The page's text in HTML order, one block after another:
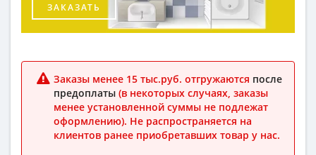
ЗАКАЗАТЬ
Заказы менее 15 тыс.руб. отгружаются после
предоплаты (в некоторых случаях, заказы
менее установленной суммы не подлежат
оформлению). Не распространяется на
клиентов ранее приобретавших товар у нас.